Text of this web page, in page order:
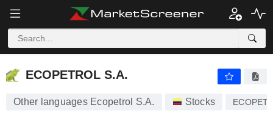
ECOPETROL S.A.
ECOPETROL S.A.
Other languages Ecopetrol S.A. Stocks